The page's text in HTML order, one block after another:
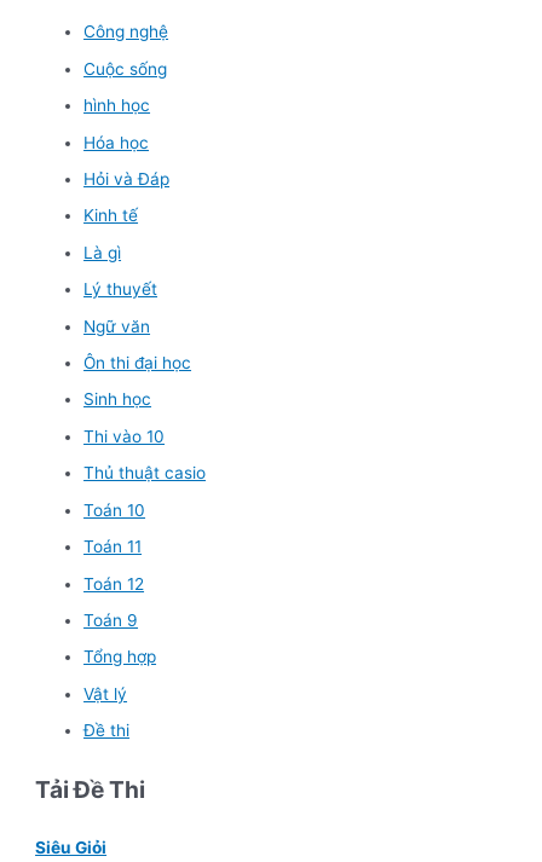
Công nghệ
Cuộc sống
hình học
Hóa học
Hỏi và Đáp
Kinh tế
Là gì
Lý thuyết
Ngữ văn
Ôn thi đại học
Sinh học
Thi vào 10
Thủ thuật casio
Toán 10
Toán 11
Toán 12
Toán 9
Tổng hợp
Vật lý
Đề thi
Tải Đề Thi
Siêu Giỏi